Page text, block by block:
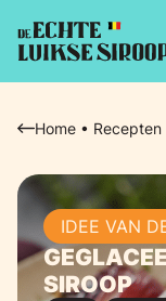
Home • Recepten
IDEE VAN
SIROOP